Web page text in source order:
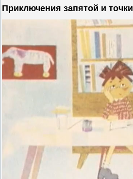
Приключения запятой и точки